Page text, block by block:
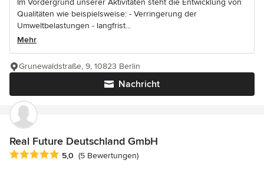
Im Vordergrund unserer Aktivitäten steht die Entwicklung von
Qualitäten wie beispielsweise: - Verringerung der
Umweltbelastungen - langfrist...
Mehr
Nachricht
Grunewaldstraße, 9, 10823 Berlin
Real Future Deutschland GmbH
Durchschnittliche Bewertung: 5 von 5 Sternen
5,0 (5 Bewertungen)